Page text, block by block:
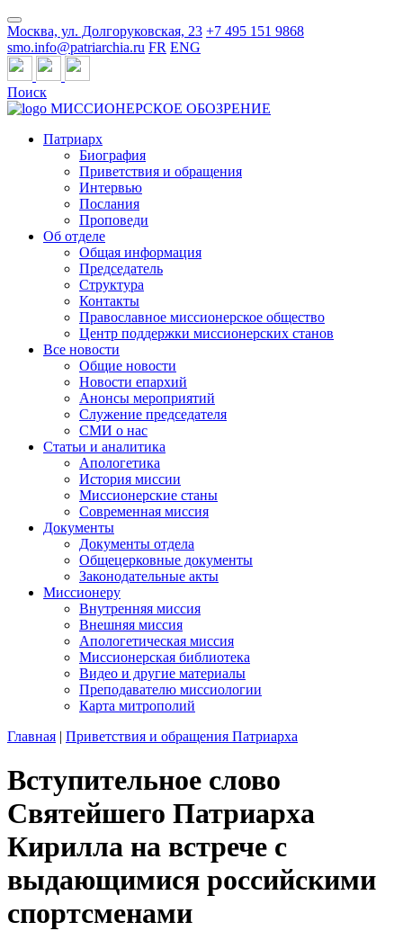
Москва, ул. Долгоруковская, 23 +7 495 151 9868
smo.info@patriarchia.ru FR ENG
Поиск
МИССИОНЕРСКОЕ ОБОЗРЕНИЕ
Патриарх
Биография
Приветствия и обращения
Интервью
Послания
Проповеди
Об отделе
Общая информация
Председатель
Структура
Контакты
Православное миссионерское общество
Центр поддержки миссионерских станов
Все новости
Общие новости
Новости епархий
Анонсы мероприятий
Служение председателя
СМИ о нас
Статьи и аналитика
Апологетика
История миссии
Миссионерские станы
Современная миссия
Документы
Документы отдела
Общецерковные документы
Законодательные акты
Миссионеру
Внутренняя миссия
Внешняя миссия
Апологетическая миссия
Миссионерская библиотека
Видео и другие материалы
Преподавателю миссиологии
Карта митрополий
Главная | Приветствия и обращения Патриарха
Вступительное слово
Святейшего Патриарха
Кирилла на встрече с
выдающимися российскими
спортсменами